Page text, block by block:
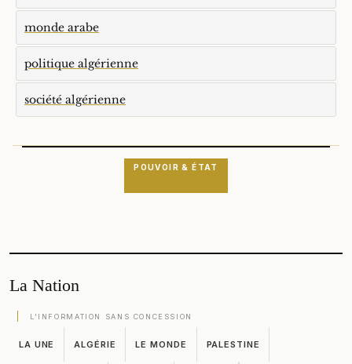
monde arabe
politique algérienne
société algérienne
POUVOIR & ÉTAT
La Nation
L'INFORMATION SANS CONCESSION
LA UNE ALGÉRIE LE MONDE PALESTINE